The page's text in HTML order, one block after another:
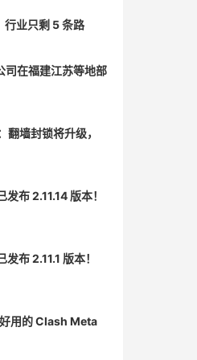
行业只剩 5 条路
司在福建江苏等地部
翻墙封锁将升级，
布 2.11.14 版本！
布 2.11.1 版本！
用的 Clash Meta